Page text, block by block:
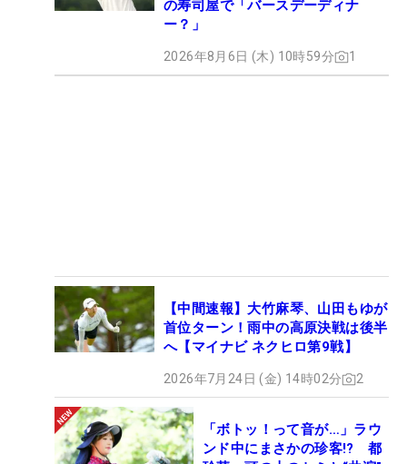
の寿司屋で「バースデーディナ
ー？」
2026年8月6日 (木) 10時59分 1
【中間速報】大竹麻琴、山田もゆが
首位ターン！雨中の高原決戦は後半
へ【マイナビ ネクヒロ第9戦】
2026年7月24日 (金) 14時02分 2
「ボトッ！って音が…」ラウ
ンド中にまさかの珍客!? 都